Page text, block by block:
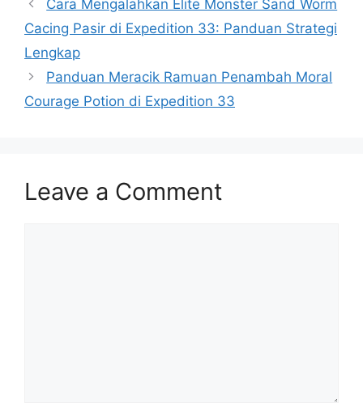
Cara Mengalahkan Elite Monster Sand Worm
Cacing Pasir di Expedition 33: Panduan Strategi
Lengkap
Panduan Meracik Ramuan Penambah Moral
Courage Potion di Expedition 33
Leave a Comment